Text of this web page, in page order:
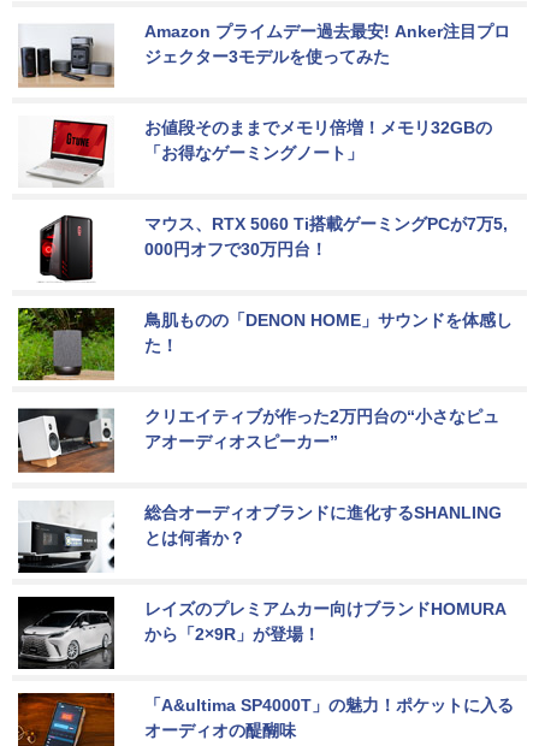
Amazon プライムデー過去最安! Anker注目プロ
ジェクター3モデルを使ってみた
お値段そのままでメモリ倍増！メモリ32GBの
「お得なゲーミングノート」
マウス、RTX 5060 Ti搭載ゲーミングPCが7万5,
000円オフで30万円台！
鳥肌ものの「DENON HOME」サウンドを体感し
た！
クリエイティブが作った2万円台の“小さなピュ
アオーディオスピーカー”
総合オーディオブランドに進化するSHANLING
とは何者か？
レイズのプレミアムカー向けブランドHOMURA
から「2×9R」が登場！
「A&ultima SP4000T」の魅力！ポケットに入る
オーディオの醍醐味